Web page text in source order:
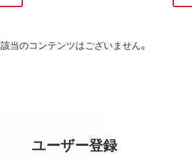
該当のコンテンツはございません。
ユーザー登録